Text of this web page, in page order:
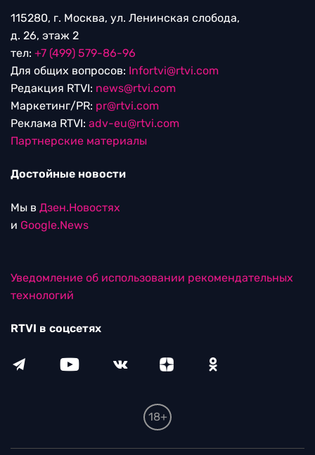
115280, г. Москва, ул. Ленинская слобода,
д. 26, этаж 2
тел: +7 (499) 579-86-96
Для общих вопросов: Infortvi@rtvi.com
Редакция RTVI: news@rtvi.com
Маркетинг/PR: pr@rtvi.com
Реклама RTVI: adv-eu@rtvi.com
Партнерские материалы
Достойные новости
Мы в Дзен.Новостях
и Google.News
Уведомление об использовании рекомендательных
технологий
RTVI в соцсетях
18+